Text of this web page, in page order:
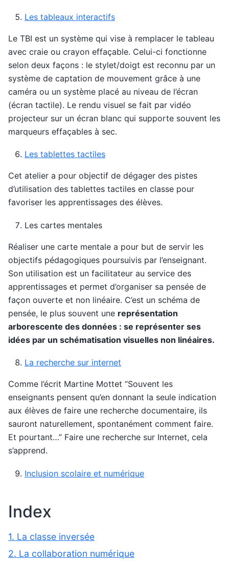
Les tableaux interactifs
Le TBI est un système qui vise à remplacer le tableau
avec craie ou crayon effaçable. Celui-ci fonctionne
selon deux façons : le stylet/doigt est reconnu par un
système de captation de mouvement grâce à une
caméra ou un système placé au niveau de l’écran
(écran tactile). Le rendu visuel se fait par vidéo
projecteur sur un écran blanc qui supporte souvent les
marqueurs effaçables à sec.
Les tablettes tactiles
Cet atelier a pour objectif de dégager des pistes
d’utilisation des tablettes tactiles en classe pour
favoriser les apprentissages des élèves.
Les cartes mentales
Réaliser une carte mentale a pour but de servir les
objectifs pédagogiques poursuivis par l’enseignant.
Son utilisation est un facilitateur au service des
apprentissages et permet d’organiser sa pensée de
façon ouverte et non linéaire. C’est un schéma de
pensée, le plus souvent une représentation
arborescente des données : se représenter ses
idées par un schématisation visuelles non linéaires.
La recherche sur internet
Comme l’écrit Martine Mottet “Souvent les
enseignants pensent qu’en donnant la seule indication
aux élèves de faire une recherche documentaire, ils
sauront naturellement, spontanément comment faire.
Et pourtant…” Faire une recherche sur Internet, cela
s’apprend.
Inclusion scolaire et numérique
Index
1. La classe inversée
2. La collaboration numérique